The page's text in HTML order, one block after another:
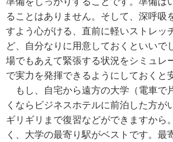
ることはありません。そして、深呼吸
すよう心がける、直前に軽いストレッ
ど、自分なりに用意しておくといいで
場でもあえて緊張する状況をシミュレ
で実力を発揮できるようにしておくと
もし、自宅から遠方の大学（電車で
くならビジネスホテルに前泊した方が
ギリギリまで復習などができますから
く、大学の最寄り駅がベストです。最